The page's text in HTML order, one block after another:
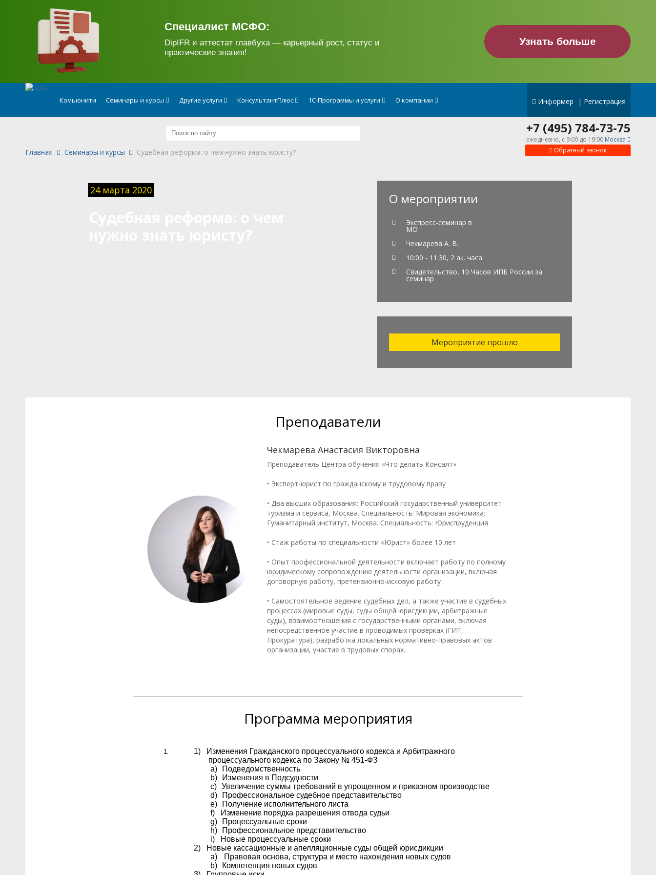
Специалист МСФО:
DipIFR и аттестат главбуха — карьерный рост, статус и
практические знания!
Узнать больше
Комьюнити Семинары и курсы Другие услуги КонсультантПлюс 1С-Программы и услуги О компании Информер | Регистрация
Обратный звонок
+7 (495) 784-73-75
ежедневно, c 9:00 до 19:00 Москва
Главная Семинары и курсы Судебная реформа: о чем нужно знать юристу?
24 марта 2020
О мероприятии
Экспресс-семинар в
МО
Чекмарева А. В.
10:00 - 11:30, 2 ак. часа
Свидетельство, 10 Часов ИПБ России за
семинар
Мероприятие прошло
Преподаватели
Чекмарева Анастасия Викторовна
Преподаватель Центра обучения «Что делать Консалт»
• Эксперт-юрист по гражданскому и трудовому праву
• Два высших образования: Российский государственный университет
туризма и сервиса, Москва. Специальность: Мировая экономика;
Гуманитарный институт, Москва. Специальность: Юриспруденция
• Стаж работы по специальности «Юрист» более 10 лет
• Опыт профессиональной деятельности включает работу по полному
юридическому сопровождению деятельности организации, включая
договорную работу, претензионно-исковую работу
• Самостоятельное ведение судебных дел, а также участие в судебных
процессах (мировые суды, суды общей юрисдикции, арбитражные
суды), взаимоотношения с государственными органами, включая
непосредственное участие в проводимых проверках (ГИТ,
Прокуратура), разработка локальных нормативно-правовых актов
организации, участие в трудовых спорах.
Программа мероприятия